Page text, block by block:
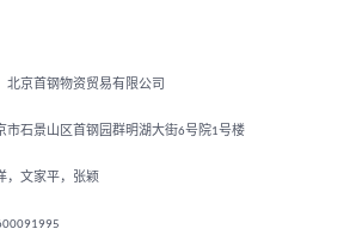
北京首钢物资贸易有限公司
市石景山区首钢园群明湖大街6号院1号楼
，文家平，张颖